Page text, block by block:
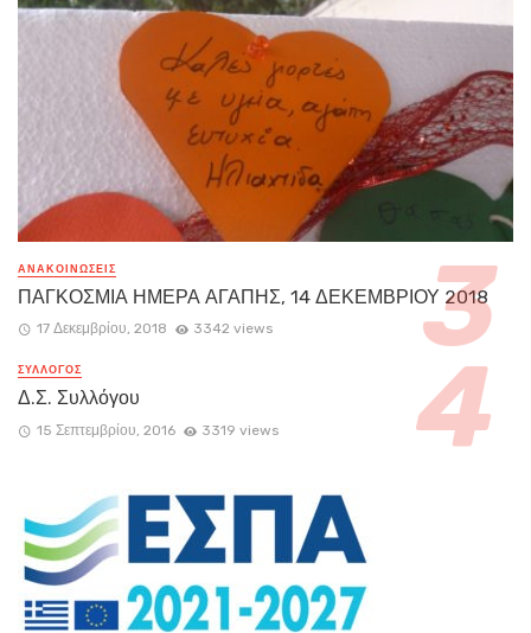
ΑΝΑΚΟΙΝΏΣΕΙΣ
ΠΑΓΚΟΣΜΙΑ ΗΜΕΡΑ ΑΓΑΠΗΣ, 14 ΔΕΚΕΜΒΡΙΟΥ 2018
17 Δεκεμβρίου, 2018 3342 views
ΣΥΛΛΟΓΟΣ
Δ.Σ. Συλλόγου
15 Σεπτεμβρίου, 2016 3319 views